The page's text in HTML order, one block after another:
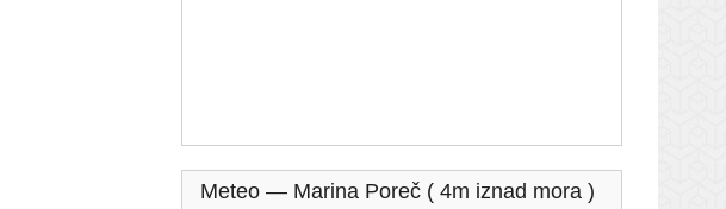
Meteo — Marina Poreč ( 4m iznad mora )